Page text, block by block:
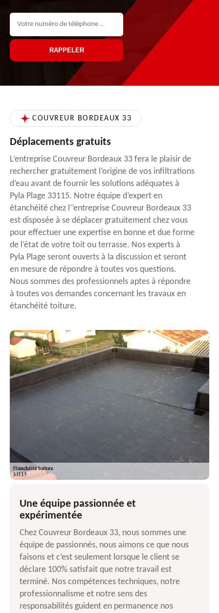
COUVREUR BORDEAUX 33
Déplacements gratuits
L’entreprise Couvreur Bordeaux 33 fera le plaisir de
rechercher gratuitement l’origine de vos infiltrations
d’eau avant de fournir les solutions adéquates à
Pyla Plage 33115. Notre équipe d’expert en
étanchéité chez l’’entreprise Couvreur Bordeaux 33
est disposée à se déplacer gratuitement chez vous
pour effectuer une expertise en bonne et due forme
de l’état de votre toit ou terrasse. Nos experts à
Pyla Plage seront ouverts à la discussion et seront
en mesure de répondre à toutes vos questions.
Nous sommes des professionnels aptes à répondre
à toutes vos demandes concernant les travaux en
étanchéité toiture.
Une équipe passionnée et
expérimentée
Chez Couvreur Bordeaux 33, nous sommes une
équipe de passionnés, nous aimons ce que nous
faisons et c’est seulement lorsque le client se
déclare 100% satisfait que notre travail est
terminé. Nos compétences techniques, notre
professionnalisme et notre sens des
responsabilités guident en permanence nos